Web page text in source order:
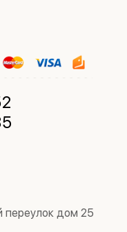
переулок дом 25